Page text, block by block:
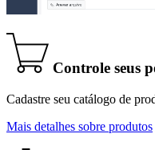
Controle seus
Cadastre seu catálogo de
Mais detalhes sobre produtos